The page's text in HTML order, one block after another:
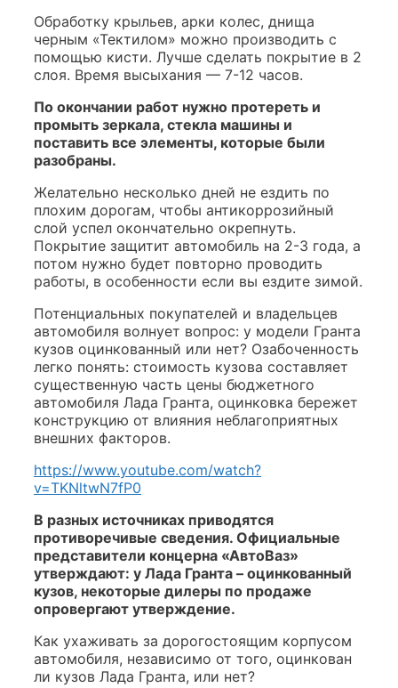
Обработку крыльев, арки колес, днища
черным «Тектилом» можно производить с
помощью кисти. Лучше сделать покрытие в 2
слоя. Время высыхания — 7-12 часов.
По окончании работ нужно протереть и
промыть зеркала, стекла машины и
поставить все элементы, которые были
разобраны.
Желательно несколько дней не ездить по
плохим дорогам, чтобы антикоррозийный
слой успел окончательно окрепнуть.
Покрытие защитит автомобиль на 2-3 года, а
потом нужно будет повторно проводить
работы, в особенности если вы ездите зимой.
Потенциальных покупателей и владельцев
автомобиля волнует вопрос: у модели Гранта
кузов оцинкованный или нет? Озабоченность
легко понять: стоимость кузова составляет
существенную часть цены бюджетного
автомобиля Лада Гранта, оцинковка бережет
конструкцию от влияния неблагоприятных
внешних факторов.
https://www.youtube.com/watch?
v=TKNltwN7fP0
В разных источниках приводятся
противоречивые сведения. Официальные
представители концерна «АвтоВаз»
утверждают: у Лада Гранта – оцинкованный
кузов, некоторые дилеры по продаже
опровергают утверждение.
Как ухаживать за дорогостоящим корпусом
автомобиля, независимо от того, оцинкован
ли кузов Лада Гранта, или нет?